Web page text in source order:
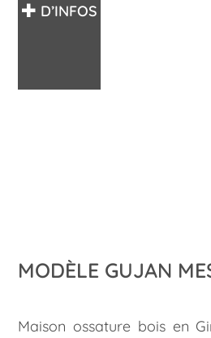
D’INFOS
MODÈLE GUJAN
Maison ossature bois en